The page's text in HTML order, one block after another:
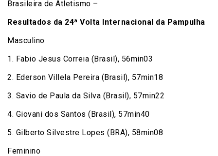
Brasileira de Atletismo –
Resultados da 24ª Volta Internacional da Pampulha
Masculino
1. Fabio Jesus Correia (Brasil), 56min03
2. Ederson Villela Pereira (Brasil), 57min18
3. Savio de Paula da Silva (Brasil), 57min22
4. Giovani dos Santos (Brasil), 57min40
5. Gilberto Silvestre Lopes (BRA), 58min08
Feminino